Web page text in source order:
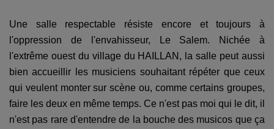
Une salle respectable résiste encore et toujours à
l'oppression de l'envahisseur, Le Salem. Nichée à
l'extrême ouest du village du HAILLAN, la salle peut aussi
bien accueillir les musiciens souhaitant répéter que ceux
qui veulent monter sur scène ou, comme certains groupes,
faire les deux en même temps. Ce n'est pas moi qui le dit, il
n'est pas rare d'entendre de la bouche des musicos que ça